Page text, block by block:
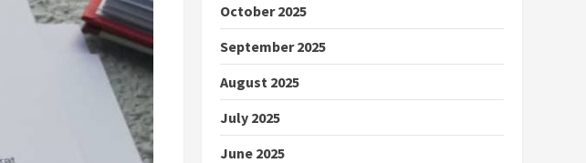
October 2025
September 2025
August 2025
July 2025
June 2025